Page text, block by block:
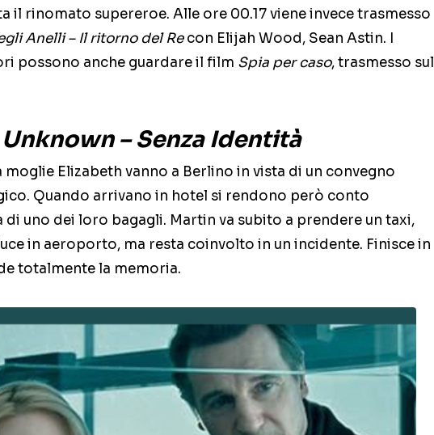
il rinomato supereroe. Alle ore 00.17 viene invece trasmesso
Anelli – Il ritorno del Recon Elijah Wood, Sean Astin. I
possono anche guardare il film Spia per caso, trasmesso sul
Unknown – Senza Identità
moglie Elizabeth vanno a Berlino in vista di un convegno
Quando arrivano in hotel si rendono però conto
di uno dei loro bagagli. Martin va subito a prendere un taxi,
in aeroporto, ma resta coinvolto in un incidente. Finisce in
totalmente la memoria.